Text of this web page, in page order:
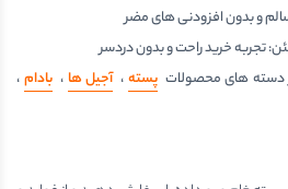
و بدون افزودنی های مضر
تجربه خرید راحت و بدون دردسر
دسته های محصولات پسته ، آجیل ها، بادام،